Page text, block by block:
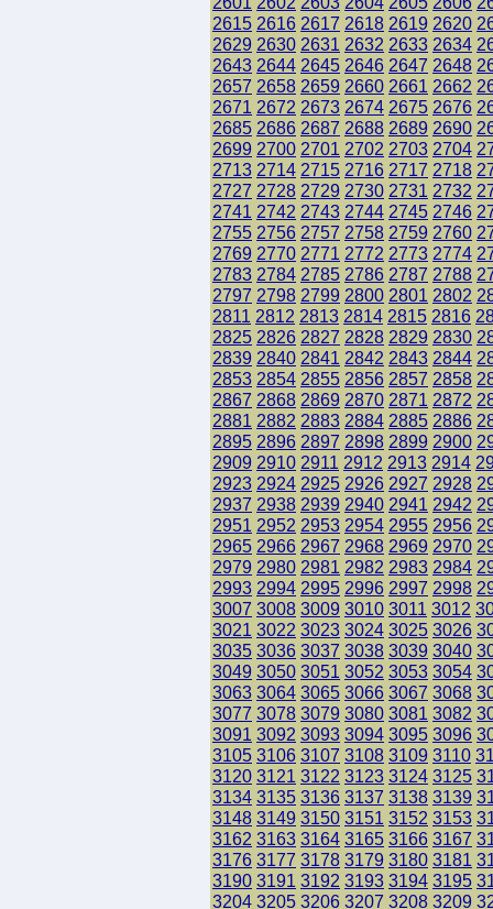
2615 2616 2617 2618 2619 2620
2629 2630 2631 2632 2633 2634
2643 2644 2645 2646 2647 2648
2657 2658 2659 2660 2661 2662
2671 2672 2673 2674 2675 2676
2685 2686 2687 2688 2689 2690
2699 2700 2701 2702 2703 2704
2713 2714 2715 2716 2717 2718
2727 2728 2729 2730 2731 2732
2741 2742 2743 2744 2745 2746
2755 2756 2757 2758 2759 2760
2769 2770 2771 2772 2773 2774
2783 2784 2785 2786 2787 2788
2797 2798 2799 2800 2801 2802
2811 2812 2813 2814 2815 2816
2825 2826 2827 2828 2829 2830
2839 2840 2841 2842 2843 2844
2853 2854 2855 2856 2857 2858
2867 2868 2869 2870 2871 2872
2881 2882 2883 2884 2885 2886
2895 2896 2897 2898 2899 2900
2909 2910 2911 2912 2913 2914
2923 2924 2925 2926 2927 2928
2937 2938 2939 2940 2941 2942
2951 2952 2953 2954 2955 2956
2965 2966 2967 2968 2969 2970
2979 2980 2981 2982 2983 2984
2993 2994 2995 2996 2997 2998
3007 3008 3009 3010 3011 3012
3021 3022 3023 3024 3025 3026
3035 3036 3037 3038 3039 3040
3049 3050 3051 3052 3053 3054
3063 3064 3065 3066 3067 3068
3077 3078 3079 3080 3081 3082
3091 3092 3093 3094 3095 3096
3105 3106 3107 3108 3109 3110
3120 3121 3122 3123 3124 3125
3134 3135 3136 3137 3138 3139
3148 3149 3150 3151 3152 3153
3162 3163 3164 3165 3166 3167
3176 3177 3178 3179 3180 3181
3190 3191 3192 3193 3194 3195
3204 3205 3206 3207 3208 3209